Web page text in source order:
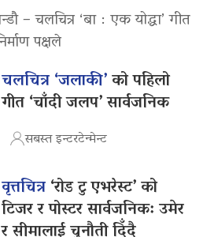
– चलचित्र ‘बा : एक योद्धा’ गीत
पक्षले
चलचित्र ‘जलाकी’को पहिलो
गीत ‘चाँदी जलप’ सार्वजनिक
सबस्त इन्टरटेन्मेन्ट
वृत्तचित्र‘रोड टु एभरेस्ट’ को
टिजर र पोस्टर सार्वजनिक: उमेर